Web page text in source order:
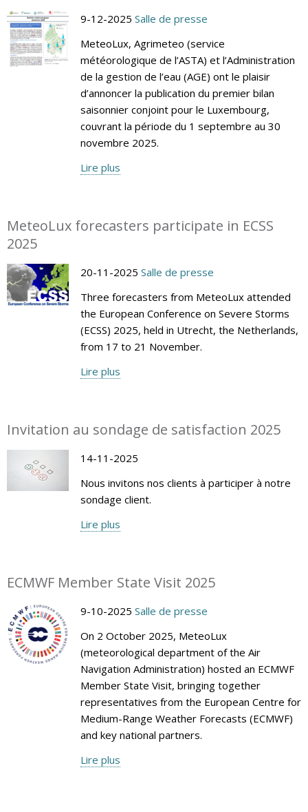
9-12-2025 Salle de presse
MeteoLux, Agrimeteo (service
météorologique de l’ASTA) et l’Administration
de la gestion de l’eau (AGE) ont le plaisir
d’annoncer la publication du premier bilan
saisonnier conjoint pour le Luxembourg,
couvrant la période du 1 septembre au 30
novembre 2025.
Lire plus
MeteoLux forecasters participate in ECSS
2025
20-11-2025 Salle de presse
Three forecasters from MeteoLux attended
the European Conference on Severe Storms
(ECSS) 2025, held in Utrecht, the Netherlands,
from 17 to 21 November.
Lire plus
Invitation au sondage de satisfaction 2025
14-11-2025
Nous invitons nos clients à participer à notre
sondage client.
Lire plus
ECMWF Member State Visit 2025
9-10-2025 Salle de presse
On 2 October 2025, MeteoLux
(meteorological department of the Air
Navigation Administration) hosted an ECMWF
Member State Visit, bringing together
representatives from the European Centre for
Medium-Range Weather Forecasts (ECMWF)
and key national partners.
Lire plus